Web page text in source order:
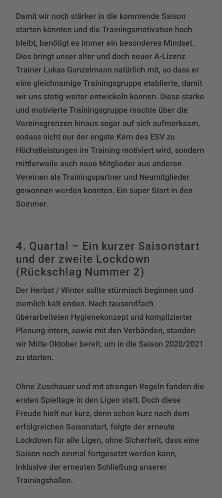
Damit wir noch stärker in die kommende Saison
starten könnten und die Trainingsmotivation hoch
bleibt, benötigt es immer ein besonderes Mindset.
Dies bringt unser alter und doch neuer A-Lizenz
Trainer Lukas Gunzelmann natürlich mit, so dass er
eine gleichnamige Trainingsgruppe etablierte, damit
wir uns stetig weiter entwickeln können. Diese starke
und motivierte Trainingsgruppe machte über die
Vereinsgrenzen hinaus sogar auf sich aufmerksam,
sodass nicht nur der engste Kern des ESV zu
Höchstleistungen im Training motiviert wird, sondern
mittlerweile auch neue Mitglieder aus anderen
Vereinen als Trainingspartner und Neumitglieder
gewonnen werden konnten. Ein super Start in den
Sommer.
4. Quartal – Ein kurzer Saisonstart
und der zweite Lockdown
(Rückschlag Nummer 2)
Der Herbst / Winter sollte stürmisch beginnen und
ziemlich kalt enden. Nach tausendfach
überarbeiteten Hygienekonzept und komplizierter
Planung intern, sowie mit den Verbänden, standen
wir Mitte Oktober bereit, um in die Saison 2020/2021
zu starten.
Ohne Zuschauer und mit strengen Regeln fanden die
ersten Spieltage in den Ligen statt. Doch diese
Freude hielt nur kurz, denn schon kurz nach dem
erfolgreichen Saisonstart, folgte der erneute
Lockdown für alle Ligen, ohne Sicherheit, dass eine
Saison noch einmal fortgesetzt werden kann,
inklusive der erneuten Schließung unserer
Trainingshallen.